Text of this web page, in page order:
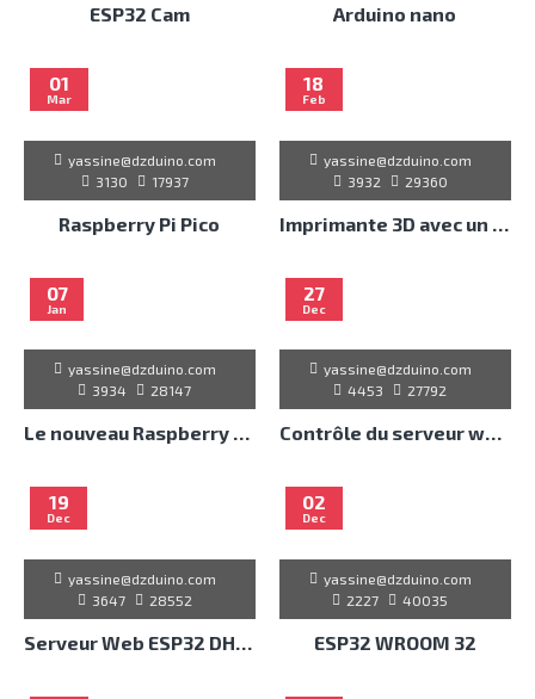
ESP32 Cam Arduino nano
01
Mar
yassine@dzduino.com
3130
17937
Raspberry Pi Pico
18
Feb
yassine@dzduino.com
3932
29360
Imprimante 3D avec un Arduino
07
Jan
yassine@dzduino.com
3934
28147
Le nouveau Raspberry Pi 5
27
Dec
yassine@dzduino.com
4453
27792
Contrôle du serveur web de relais 4 canaux via ESP32
19
Dec
yassine@dzduino.com
3647
28552
Serveur Web ESP32 DHT11 d'Humidité et de Température
02
Dec
yassine@dzduino.com
2227
40035
ESP32 WROOM 32